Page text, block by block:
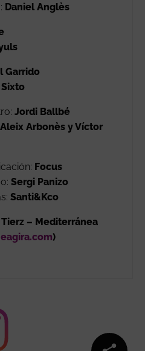
Daniel Anglès
Garrido
Jordi Ballbé
Aleix Arbonès y Víctor
Focus
Sergi Panizo
Santi&Kco
– Mediterránea
)